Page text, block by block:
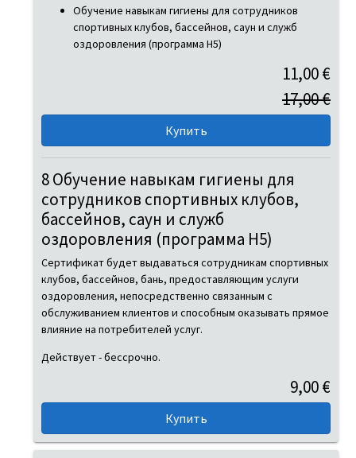
8 Обучение навыкам гигиены для
сотрудников спортивных клубов,
бассейнов, саун и служб
оздоровления (программа H5)
Сертификат будет выдаваться сотрудникам спортивных
клубов, бассейнов, бань, предоставляющим услуги
оздоровления, непосредственно связанным с
обслуживанием клиентов и способным оказывать прямое
влияние на потребителей услуг.
Действует - бессрочно.
9,00 €
Обучение навыкам гигиены для сотрудников
спортивных клубов, бассейнов, саун и служб
оздоровления (программа H5)
11,00 €
17,00 €